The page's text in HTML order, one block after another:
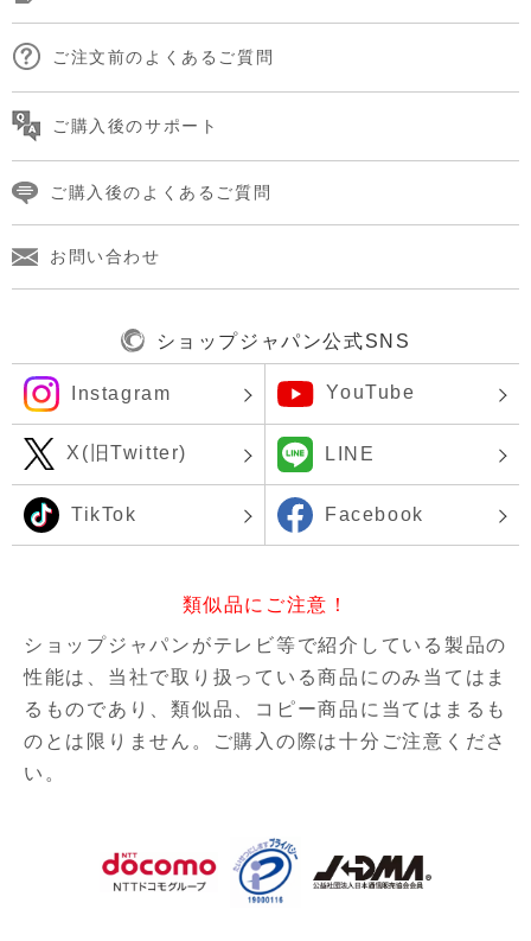
ご注文前のよくあるご質問
ご購入後のサポート
ご購入後のよくあるご質問
お問い合わせ
ショップジャパン公式SNS
Instagram YouTube
X(旧Twitter) LINE
TikTok Facebook
類似品にご注意！
ショップジャパンがテレビ等で紹介している製品の
性能は、当社で取り扱っている商品にのみ当てはま
るものであり、類似品、コピー商品に当てはまるも
のとは限りません。ご購入の際は十分ご注意くださ
い。